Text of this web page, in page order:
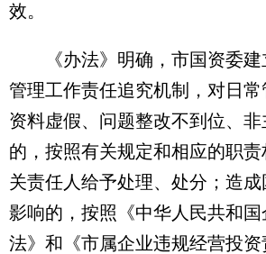
效。
《办法》明确，市国资委建
管理工作责任追究机制，对日
资料虚假、问题整改不到位、
的，按照有关规定和相应的职
关责任人给予处理、处分；造
影响的，按照《中华人民共和
法》和《市属企业违规经营投